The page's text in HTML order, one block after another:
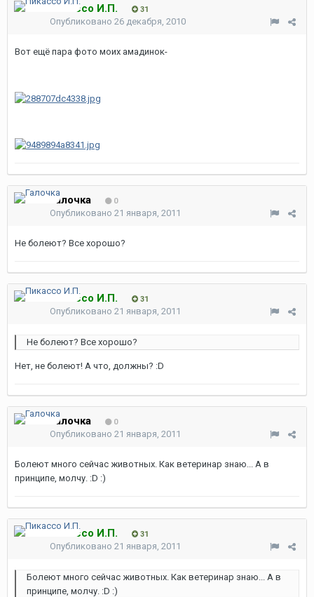
Пикассо И.П. 31
Опубликовано 26 декабря, 2010
Вот ещё пара фото моих амадинок-
Галочка 0
Опубликовано 21 января, 2011
Не болеют? Все хорошо?
Пикассо И.П. 31
Опубликовано 21 января, 2011
Не болеют? Все хорошо?
Нет, не болеют! А что, должны? :D
Галочка 0
Опубликовано 21 января, 2011
Болеют много сейчас животных. Как ветеринар знаю... А в
принципе, молчу. :D :)
Пикассо И.П. 31
Опубликовано 21 января, 2011
Болеют много сейчас животных. Как ветеринар знаю... А в
принципе, молчу. :D :)